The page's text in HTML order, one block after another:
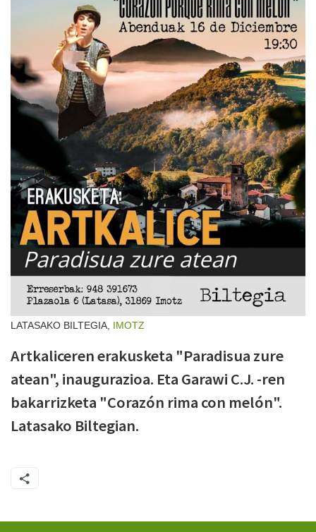
LATASAKO BILTEGIA, IMOTZ
Artkaliceren erakusketa "Paradisua zure
atean", inaugurazioa. Eta Garawi C.J. -ren
bakarrizketa "Corazón rima con melón".
Latasako Biltegian.